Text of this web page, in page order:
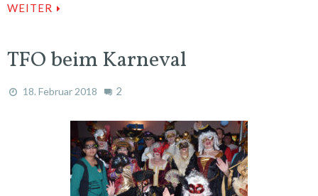
WEITER
TFO beim Karneval
18. Februar 2018 2